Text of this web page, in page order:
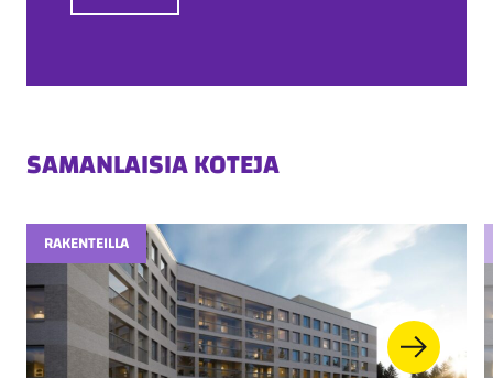
SAMANLAISIA KOTEJA
RAKENTEILLA